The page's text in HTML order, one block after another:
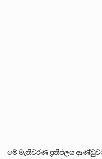
මේ මැතිවරණ ප්‍රතිඵලය